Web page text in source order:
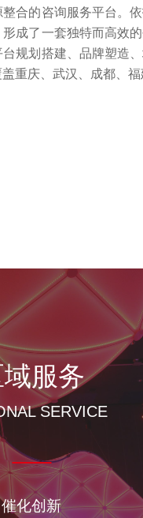
合的咨询服务平台。
成了一套独特而高效
规划搭建、品牌塑造
重庆、武汉、成都、
域服务
SERVICE
催化创新